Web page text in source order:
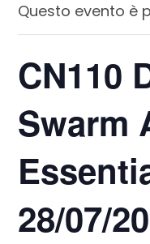
Questo evento è
CN110
Swarm
28/07/